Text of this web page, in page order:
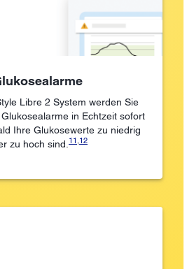
Libre 2 System werden Sie
in Echtzeit sofort
Ihre Glukosewerte zu niedrig
zu hoch sind. 11 ,12